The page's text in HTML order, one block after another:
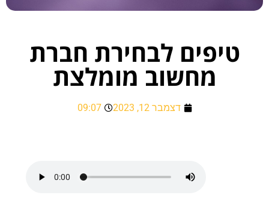
טיפים לבחירת חברת
מחשוב מומלצת
דצמבר 12, 2023 09:07